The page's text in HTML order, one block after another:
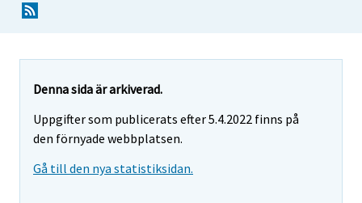
Denna sida är arkiverad.
Uppgifter som publicerats efter 5.4.2022 finns på
den förnyade webbplatsen.
Gå till den nya statistiksidan.